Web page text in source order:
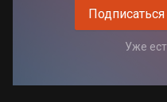
Уже